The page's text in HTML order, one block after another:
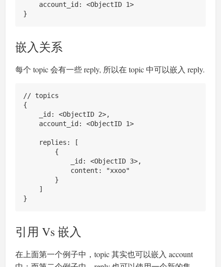
    account_id: <ObjectID 1>
嵌入关系
每个 topic 会有一些 reply, 所以在 topic 中可以嵌入 reply.
// topics
{
    _id: <ObjectID 2>,
    account_id: <ObjectID 1>
    replies: [
        {
            _id: <ObjectID 3>,
            content: "xxoo"
        }
    ]
引用 Vs 嵌入
在上面第一个例子中，topic 其实也可以嵌入 account